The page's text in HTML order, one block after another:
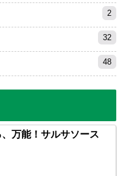
2
32
48
万能！サルサソース